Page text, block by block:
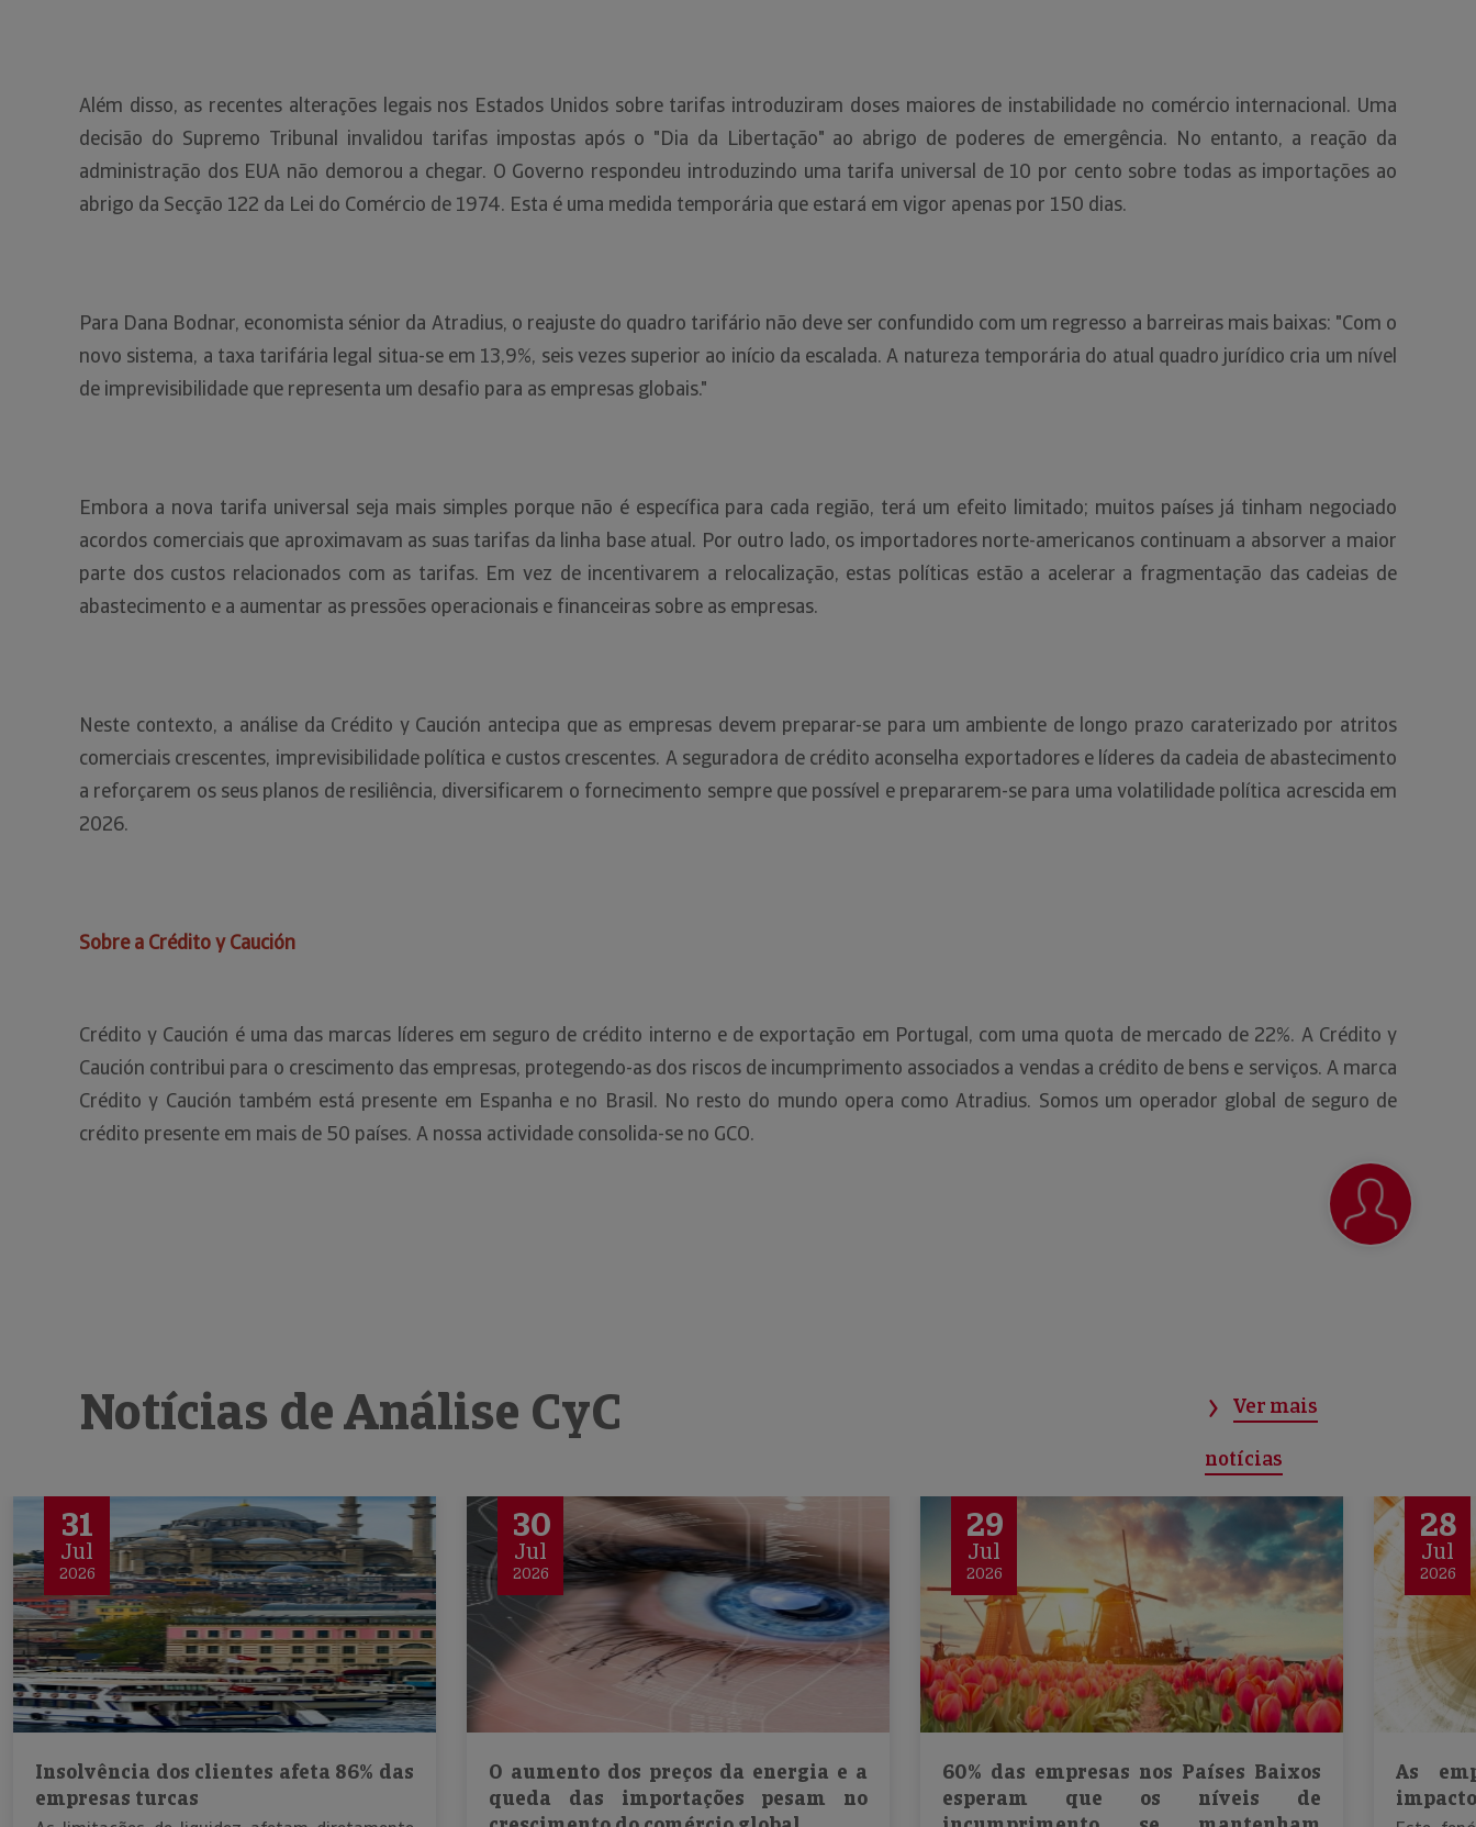
Além disso, as recentes alterações legais nos Estados Unidos sobre tarifas introduziram doses maiores de instabilidade no comércio internacional. Uma
decisão do Supremo Tribunal invalidou tarifas impostas após o "Dia da Libertação" ao abrigo de poderes de emergência. No entanto, a reação da
administração dos EUA não demorou a chegar. O Governo respondeu introduzindo uma tarifa universal de 10 por cento sobre todas as importações ao
abrigo da Secção 122 da Lei do Comércio de 1974. Esta é uma medida temporária que estará em vigor apenas por 150 dias.
Para Dana Bodnar, economista sénior da Atradius, o reajuste do quadro tarifário não deve ser confundido com um regresso a barreiras mais baixas: "Com o
novo sistema, a taxa tarifária legal situa-se em 13,9%, seis vezes superior ao início da escalada. A natureza temporária do atual quadro jurídico cria um nível
de imprevisibilidade que representa um desafio para as empresas globais."
Embora a nova tarifa universal seja mais simples porque não é específica para cada região, terá um efeito limitado; muitos países já tinham negociado
acordos comerciais que aproximavam as suas tarifas da linha base atual. Por outro lado, os importadores norte-americanos continuam a absorver a maior
parte dos custos relacionados com as tarifas. Em vez de incentivarem a relocalização, estas políticas estão a acelerar a fragmentação das cadeias de
abastecimento e a aumentar as pressões operacionais e financeiras sobre as empresas.
Neste contexto, a análise da Crédito y Caución antecipa que as empresas devem preparar-se para um ambiente de longo prazo caraterizado por atritos
comerciais crescentes, imprevisibilidade política e custos crescentes. A seguradora de crédito aconselha exportadores e líderes da cadeia de abastecimento
a reforçarem os seus planos de resiliência, diversificarem o fornecimento sempre que possível e prepararem-se para uma volatilidade política acrescida em
2026.
Sobre a Crédito y Caución
Crédito y Caución é uma das marcas líderes em seguro de crédito interno e de exportação em Portugal, com uma quota de mercado de 22%. A Crédito y
Caución contribui para o crescimento das empresas, protegendo-as dos riscos de incumprimento associados a vendas a crédito de bens e serviços. A marca
Crédito y Caución também está presente em Espanha e no Brasil. No resto do mundo opera como Atradius. Somos um operador global de seguro de
crédito presente em mais de 50 países. A nossa actividade consolida-se no GCO.
Notícias de Análise CyC Ver mais
notícias
31
Jul
2026
Insolvência dos clientes afeta 86% das
empresas turcas
30
Jul
2026
O aumento dos preços da energia e a
queda das importações pesam no
29
Jul
2026
60% das empresas nos Países Baixos
esperam que os níveis de
28
Jul
2026
As